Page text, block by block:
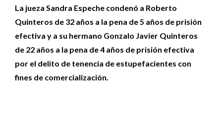
La jueza Sandra Espeche condenó a Roberto
Quinteros de 32 años a la pena de 5 años de prisión
efectiva y a su hermano Gonzalo Javier Quinteros
de 22 años a la pena de 4 años de prisión efectiva
por el delito de tenencia de estupefacientes con
fines de comercialización.